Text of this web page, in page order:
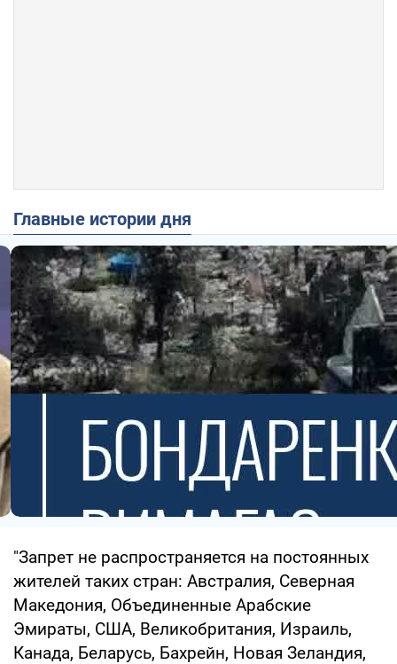
Главные истории дня
"Запрет не распространяется на постоянных
жителей таких стран: Австралия, Северная
Македония, Объединенные Арабские
Эмираты, США, Великобритания, Израиль,
Канада, Беларусь, Бахрейн, Новая Зеландия,